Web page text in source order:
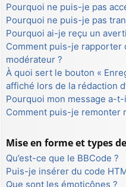
Pourquoi ne puis-je pas
Pourquoi ne puis-je pas
Pourquoi ai-je reçu un
Comment puis-je rapporter
modérateur ?
À quoi sert le bouton «
affiché lors de la rédaction
Pourquoi mon message a-
Comment puis-je remonter
Mise en forme et types
Qu’est-ce que le BBCode ?
Puis-je insérer du code
Que sont les émoticônes ?